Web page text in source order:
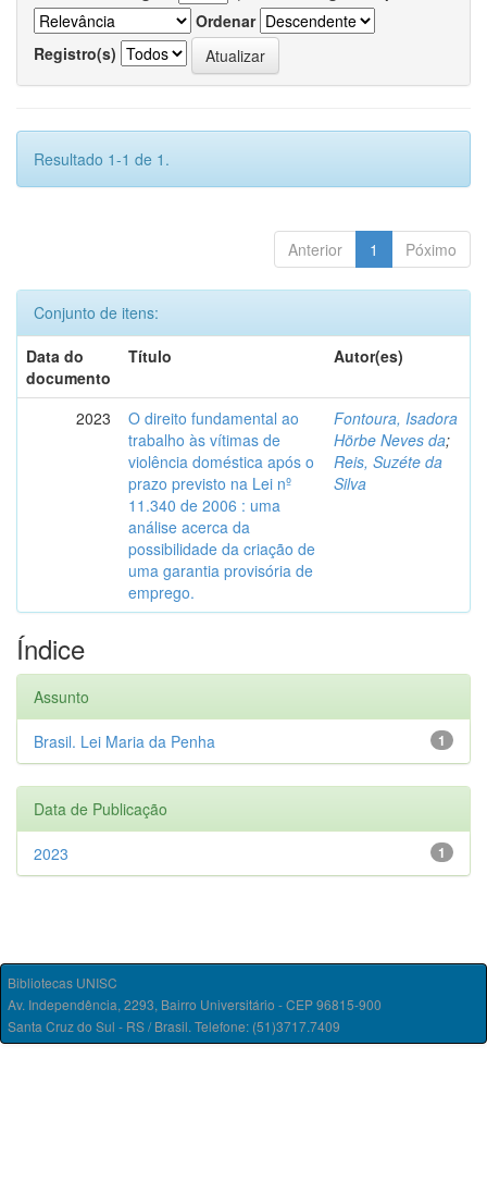
Ordenar
Registro(s)
Resultado 1-1 de 1.
Anterior 1 Póximo
Conjunto de itens:
Data do
documento
Título Autor(es)
2023
O direito fundamental ao
trabalho às vítimas de
violência doméstica após o
prazo previsto na Lei nº
11.340 de 2006 : uma
análise acerca da
possibilidade da criação de
uma garantia provisória de
emprego.
Fontoura, Isadora
Hörbe Neves da;
Reis, Suzéte da
Silva
Índice
Assunto
1
Brasil. Lei Maria da Penha
Data de Publicação
1
2023
Bibliotecas UNISC
Av. Independência, 2293, Bairro Universitário - CEP 96815-900
Santa Cruz do Sul - RS / Brasil. Telefone: (51)3717.7409